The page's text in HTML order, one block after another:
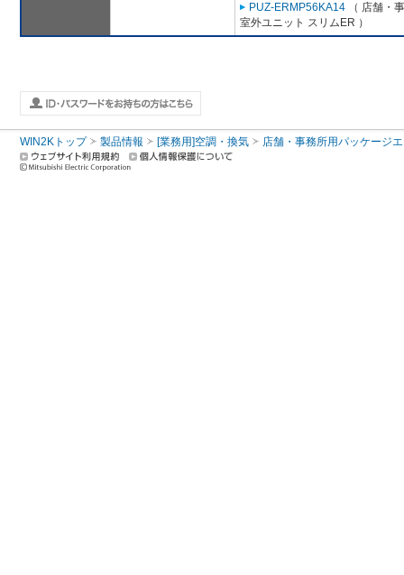
PUZ-ERMP56KA14 （ 店舗・
室外ユニット スリムER ）
WIN2Kトップ 製品情報 [業務用]空調・換気 店舗・事務所用パッケージ